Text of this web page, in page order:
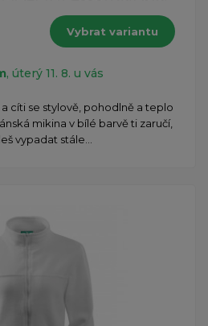
Vybrat variantu
, úterý 11. 8. u vás
cíti se stylově, pohodlně a teplo
mikina v bílé barvě ti zaručí,
vypadat stále...